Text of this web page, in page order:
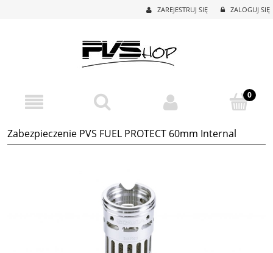
ZAREJESTRUJ SIĘ ZALOGUJ SIĘ
Zabezpieczenie PVS FUEL PROTECT 60mm Internal